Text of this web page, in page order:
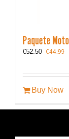
Paquete
€52.50 Le
était :
€52.50.
€44.99
Buy Now